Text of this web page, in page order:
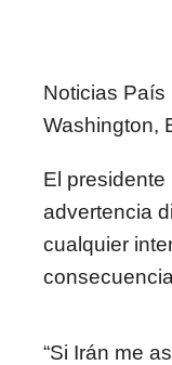
Noticias País
Washington,
El presidente
advertencia
cualquier
“Si Irán me